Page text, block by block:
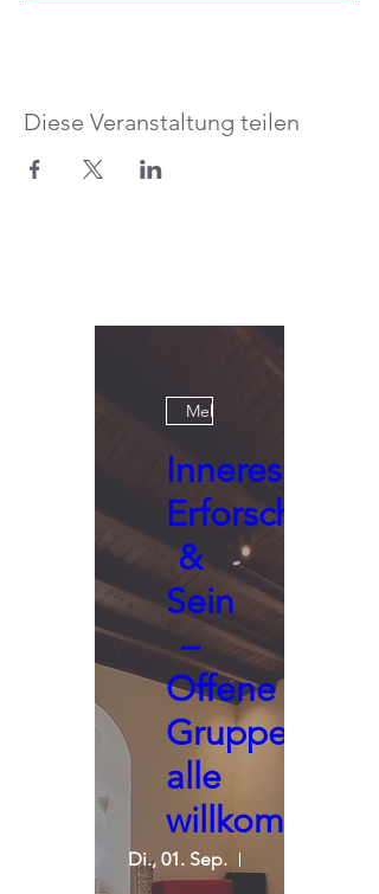
Diese Veranstaltung teilen
Mehrere Termine
Inneres
Erforschen
&
Sein
–
Offene
Gruppe,
alle
willkommen
Di., 01. Sep.